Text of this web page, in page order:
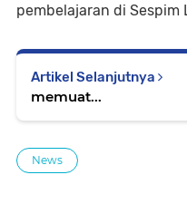
pembelajaran di Sespim
Artikel Selanjutnya
memuat...
News